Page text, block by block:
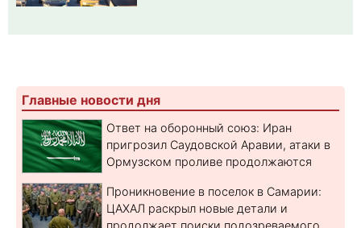
Главные новости дня
Ответ на оборонный союз: Иран
пригрозил Саудовской Аравии, атаки в
Ормузском проливе продолжаются
Проникновение в поселок в Самарии:
ЦАХАЛ раскрыл новые детали и
продолжает поиски подозреваемого